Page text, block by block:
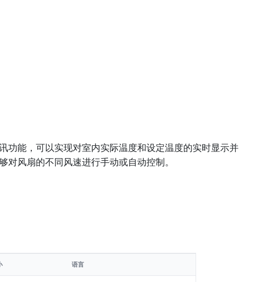
能，可以实现对室内实际温度和设定温度的实时显示并
风扇的不同风速进行手动或自动控制。
语言